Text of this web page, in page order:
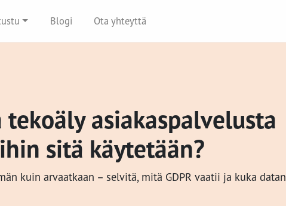
Blogi Ota yhteyttä
asiakaspalvelusta
sitä käytetään?
kuin arvaatkaan – selvitä, mitä GDPR vaatii ja kuka datan